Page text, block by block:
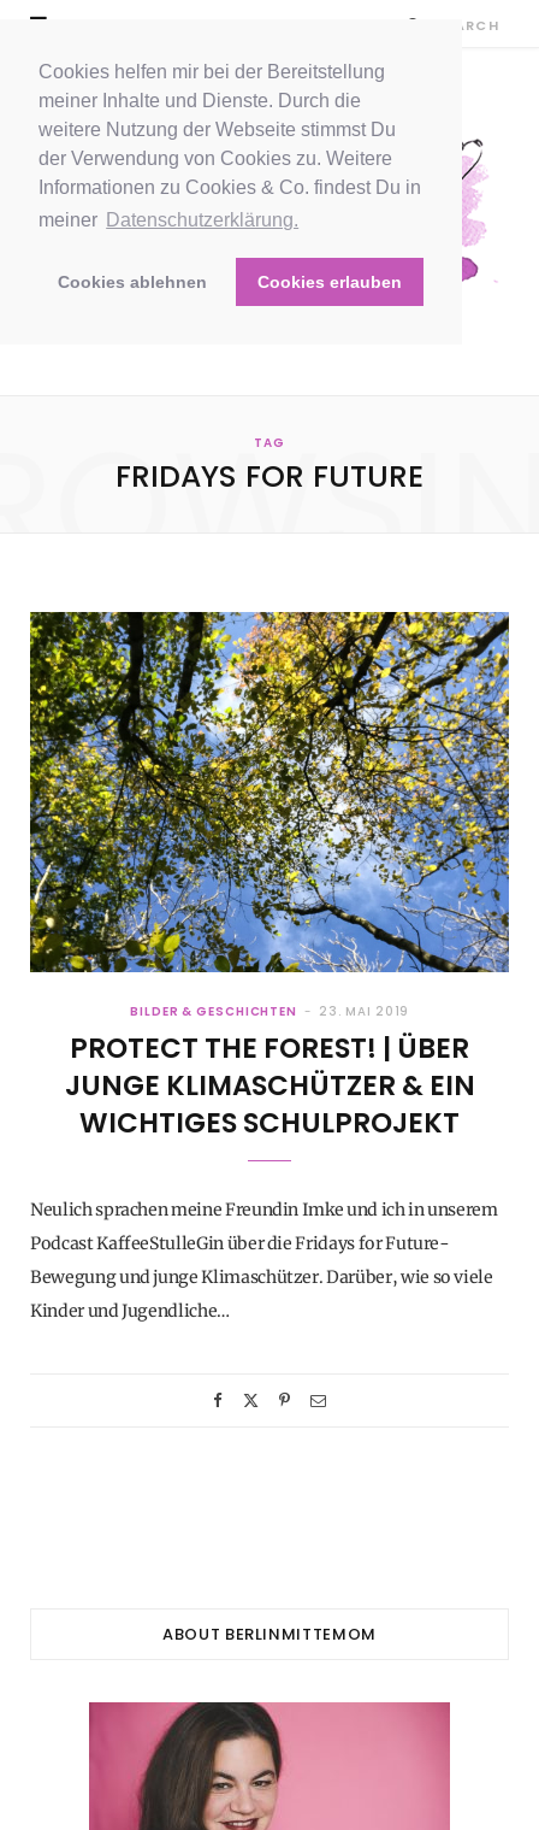
Cookies helfen mir bei der Bereitstellung
meiner Inhalte und Dienste. Durch die
weitere Nutzung der Webseite stimmst Du
der Verwendung von Cookies zu. Weitere
Informationen zu Cookies & Co. findest Du in
meiner Datenschutzerklärung.
Cookies ablehnen Cookies erlauben
TAG
FRIDAYS FOR FUTURE
BILDER & GESCHICHTEN 23. MAI 2019
PROTECT THE FOREST! | ÜBER
JUNGE KLIMASCHÜTZER & EIN
WICHTIGES SCHULPROJEKT
Neulich sprachen meine Freundin Imke und ich in unserem
Podcast KaffeeStulleGin über die Fridays for Future-
Bewegung und junge Klimaschützer. Darüber, wie so viele
Kinder und Jugendliche…
ABOUT BERLINMITTEMOM